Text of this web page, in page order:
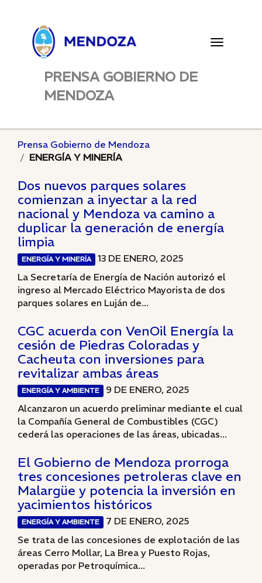
Toggle
PRENSA GOBIERNO DE
MENDOZA
Prensa Gobierno de Mendoza
ENERGÍA Y MINERÍA
Dos nuevos parques solares
comienzan a inyectar a la red
nacional y Mendoza va camino a
duplicar la generación de energía
limpia
ENERGÍA Y MINERÍA
13 DE ENERO, 2025
La Secretaría de Energía de Nación autorizó el
ingreso al Mercado Eléctrico Mayorista de dos
parques solares en Luján de...
CGC acuerda con VenOil Energía la
cesión de Piedras Coloradas y
Cacheuta con inversiones para
revitalizar ambas áreas
ENERGÍA Y AMBIENTE
9 DE ENERO, 2025
Alcanzaron un acuerdo preliminar mediante el cual
la Compañía General de Combustibles (CGC)
cederá las operaciones de las áreas, ubicadas...
El Gobierno de Mendoza prorroga
tres concesiones petroleras clave en
Malargüe y potencia la inversión en
yacimientos históricos
ENERGÍA Y AMBIENTE
7 DE ENERO, 2025
Se trata de las concesiones de explotación de las
áreas Cerro Mollar, La Brea y Puesto Rojas,
operadas por Petroquímica...